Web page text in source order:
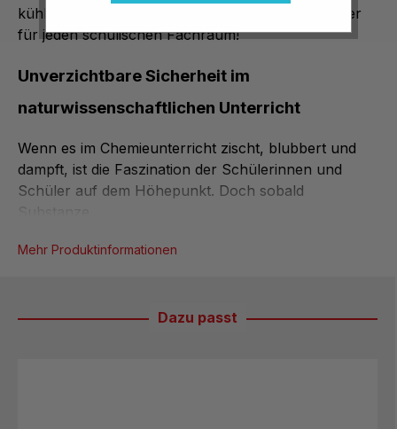
kühl. Ein unverzichtbarer und langlebiger Klassiker
für jeden schulischen Fachraum!
Unverzichtbare Sicherheit im
naturwissenschaftlichen Unterricht
Wenn es im Chemieunterricht zischt, blubbert und
dampft, ist die Faszination der Schülerinnen und
Schüler auf dem Höhepunkt. Doch sobald
Mehr Produktinformationen
Dazu passt